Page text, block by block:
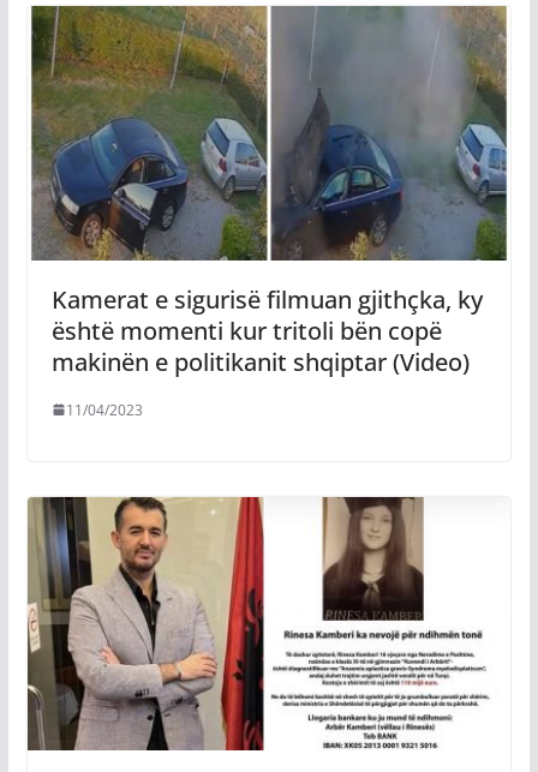
Kamerat e sigurisë filmuan gjithçka, ky
është momenti kur tritoli bën copë
makinën e politikanit shqiptar (Video)
11/04/2023